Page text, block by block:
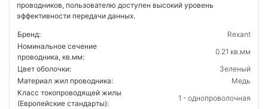
проводников, пользователю доступен высокий уровень
эффективности передачи данных.
Бренд:
Rexant
Номинальное сечение
проводника, кв.мм:
0.21 кв.мм
Цвет оболочки:
Зеленый
Материал жил проводника:
Медь
Класс токопроводящей жилы
(Европейские стандарты):
1 - однопроволочная